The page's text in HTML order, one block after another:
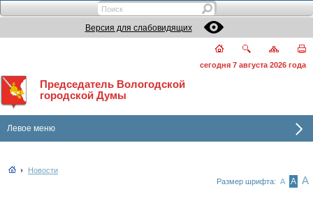
Версия для слабовидящих
сегодня 7 августа 2026 года
Председатель Вологодской
городской Думы
Левое меню
Новости
Размер шрифта: А А А